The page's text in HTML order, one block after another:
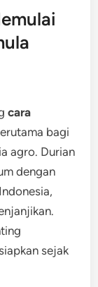
cara
bagi
agro. Durian
dengan
sejak